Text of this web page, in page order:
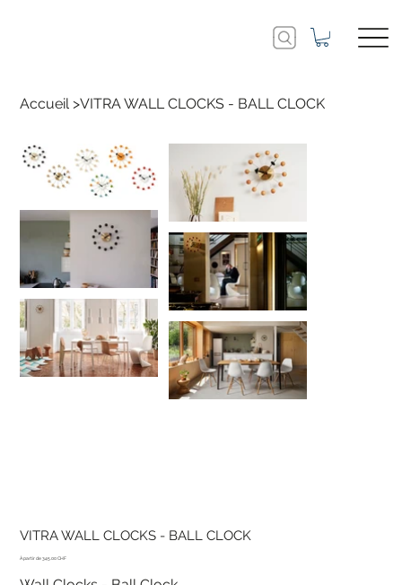
Accueil >VITRA WALL CLOCKS - BALL CLOCK
VITRA WALL CLOCKS - BALL CLOCK
Prix 345.00 CHF